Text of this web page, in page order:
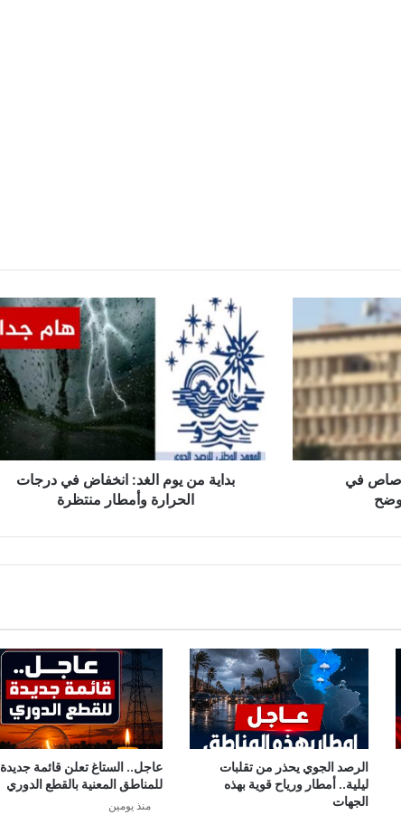
في
يوم
الغد:
انخفاض
في
درجات
الحرارة
وأمطار
منتظرةبداية من يوم الغد: انخفاض في درجات
الحرارة وأمطار منتظرة
الرصد الجوي يحذر من تقلبات
ليلية.. أمطار ورياح قوية بهذه
الجهات
عاجل.. الستاغ تعلن قائمة جديدة
للمناطق المعنية بالقطع الدوري
منذ يومين